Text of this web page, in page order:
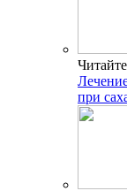
при